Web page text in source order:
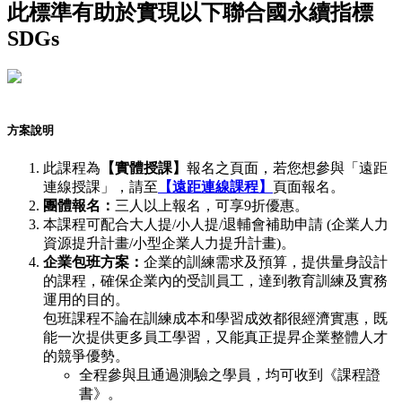
此標準有助於實現以下聯合國永續指標
SDGs
方案說明
此課程為 【實體授課】 報名之頁面，若您想參與「遠距
連線授課」，請至 【遠距連線課程】 頁面報名。
團體報名： 三人以上報名，可享9折優惠。
本課程可配合大人提/小人提/退輔會補助申請 (企業人力
資源提升計畫/小型企業人力提升計畫)。
企業包班方案： 企業的訓練需求及預算，提供量身設計
的課程，確保企業內的受訓員工，達到教育訓練及實務
運用的目的。
包班課程不論在訓練成本和學習成效都很經濟實惠，既
能一次提供更多員工學習，又能真正提昇企業整體人才
的競爭優勢。
全程參與且通過測驗之學員，均可收到《課程證
書》。